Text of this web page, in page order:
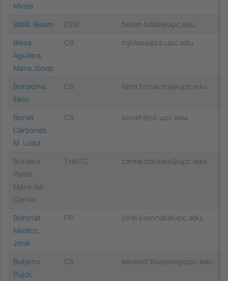
Mireia
Bilalli, Besim ESSI
besim.bilalli@upc.edu
Blesa
Aguilera,
Maria Josep
CS mjblesa@cs.upc.edu
Bonacina,
Ilario
CS ilario.bonacina@upc.edu
Bonet
Carbonell,
M. Luisa
CS bonet@cs.upc.edu
Bordera
Perez,
Maria del
Carme
THATC carme.bordera@upc.edu
Boronat
Medico,
Jordi
FIS jordi.boronat@upc.edu
Burjons
Pujol,
CS elisabet.burjons@upc.edu